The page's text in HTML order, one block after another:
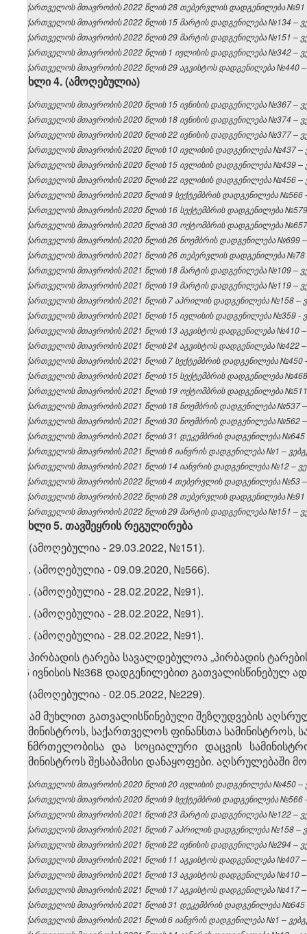
საქართველოს მთავრობის 2022 წლის 28 თებერვლის დადგენილება №91
საქართველოს მთავრობის 2022 წლის 15 მარტის დადგენილება №134 –
საქართველოს მთავრობის 2022 წლის 29 მარტის დადგენილება №151 –
საქართველოს მთავრობის 2022 წლის 1 ივლისის დადგენილება №342 –
საქართველოს მთავრობის 2022 წლის 29 აგვისტოს დადგენილება №440
მუხლი 4. (ამოღებულია)
საქართველოს მთავრობის 2020 წლის 15 ივნისის დადგენილება №367 –
საქართველოს მთავრობის 2020 წლის 18 ივნისის დადგენილება №374 –
საქართველოს მთავრობის 2020 წლის 22 ივნისის დადგენილება №377 –
საქართველოს მთავრობის 2020 წლის 10 ივლისის დადგენილება №437 –
საქართველოს მთავრობის 2020 წლის 15 ივლისის დადგენილება №439 –
საქართველოს მთავრობის 2020 წლის 22 ივლისის დადგენილება №456 –
საქართველოს მთავრობის 2020 წლის 9 სექტემბრის დადგენილება №566
საქართველოს მთავრობის 2020 წლის 16 სექტემბრის დადგენილება
საქართველოს მთავრობის 2020 წლის 30 ოქტომბრის დადგენილება
საქართველოს მთავრობის 2020 წლის 26 ნოემბრის დადგენილება №699
საქართველოს მთავრობის 2021 წლის 26 თებერვლის დადგენილება №78
საქართველოს მთავრობის 2021 წლის 18 მარტის დადგენილება №109 –
საქართველოს მთავრობის 2021 წლის 19 მარტის დადგენილება №119 –
საქართველოს მთავრობის 2021 წლის 7 აპრილის დადგენილება №158 –
საქართველოს მთავრობის 2021 წლის 15 ივლისის დადგენილება №359 -
საქართველოს მთავრობის 2021 წლის 13 აგვისტოს დადგენილება №410
საქართველოს მთავრობის 2021 წლის 24 აგვისტოს დადგენილება №422
საქართველოს მთავრობის 2021 წლის 7 სექტემბრის დადგენილება №450
საქართველოს მთავრობის 2021 წლის 15 სექტემბრის დადგენილება
საქართველოს მთავრობის 2021 წლის 19 ოქტომბრის დადგენილება
საქართველოს მთავრობის 2021 წლის 18 ნოემბრის დადგენილება №537
საქართველოს მთავრობის 2021 წლის 30 ნოემბრის დადგენილება №562
საქართველოს მთავრობის 2021 წლის 31 დეკემბრის დადგენილება №645
საქართველოს მთავრობის 2021 წლის 6 იანვრის დადგენილება №1 –
საქართველოს მთავრობის 2021 წლის 14 იანვრის დადგენილება №12 –
საქართველოს მთავრობის 2022 წლის 4 თებერვლის დადგენილება №53 –
საქართველოს მთავრობის 2022 წლის 28 თებერვლის დადგენილება №91
საქართველოს მთავრობის 2022 წლის 29 მარტის დადგენილება №151 –
მუხლი5.თავშეყრისრეგულირება
1. (ამოღებულია - 29.03.2022, №151).
. (ამოღებულია - 09.09.2020, №566).
. (ამოღებულია - 28.02.2022, №91).
. (ამოღებულია - 28.02.2022, №91).
. (ამოღებულია - 28.02.2022, №91).
2. პირბადის ტარება სავალდებულოა „პირბადის
15 ივნისის №368 დადგენილებით გათვალისწინებულ
(ამოღებულია - 02.05.2022, №229).
4. ამ მუხლით გათვალისწინებული შეზღუდვების
სამინისტროს, საქართველოს ფინანსთა
ჯანმრთელობისა და სოციალური დაცვის
სამინისტროს შესაბამისი დანაყოფები.
საქართველოს მთავრობის 2020 წლის 20 ივლისის დადგენილება №450 –
საქართველოს მთავრობის 2020 წლის 9 სექტემბრის დადგენილება №566
საქართველოს მთავრობის 2021 წლის 23 მარტის დადგენილება №122 –
საქართველოს მთავრობის 2021 წლის 7 აპრილის დადგენილება №158 –
საქართველოს მთავრობის 2021 წლის 22 ივნისის დადგენილება №294 –
საქართველოს მთავრობის 2021 წლის 11 აგვისტოს დადგენილება №407
საქართველოს მთავრობის 2021 წლის 13 აგვისტოს დადგენილება №410
საქართველოს მთავრობის 2021 წლის 17 აგვისტოს დადგენილება №417
საქართველოს მთავრობის 2021 წლის 31 დეკემბრის დადგენილება №645
საქართველოს მთავრობის 2021 წლის 6 იანვრის დადგენილება №1 –